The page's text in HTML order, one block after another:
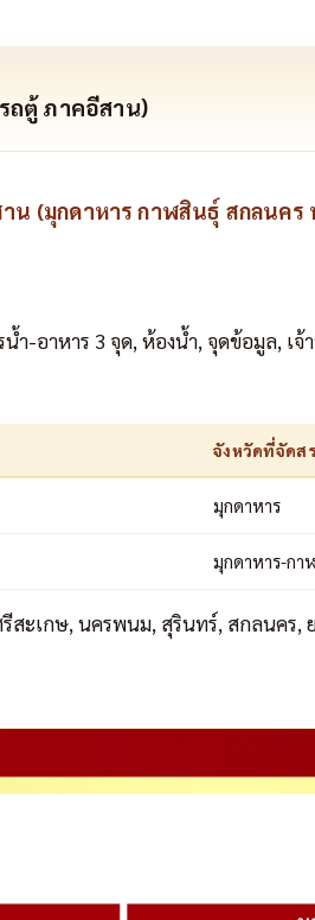
ถตู้ ภาคอีสาน)
น (มุกดาหาร กาฬสินธุ์ สกลนค
น้ำ-อาหาร 3 จุด, ห้องน้ำ, จุดข้อมูล, เจ้
จังหวัดที่จัดส
มุกดาหาร
มุกดาหาร-กา
สะเกษ, นครพนม, สุรินทร์, สกลนคร,